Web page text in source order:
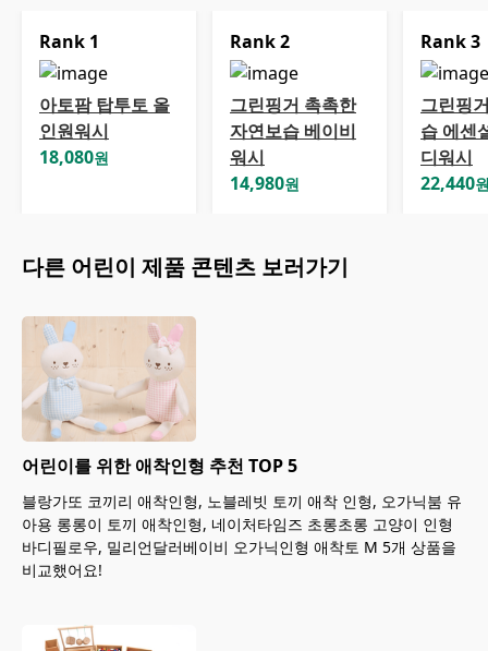
Rank 1
아토팜 탑투토 올
인원워시
18,080원
Rank2
그린핑거 촉촉한
자연보습 베이비
워시
14,980원
Rank3
그린핑
습 에센
디워시
22,440
다른 어린이 제품 콘텐츠 보러가기
어린이를 위한 애착인형 추천 TOP 5
블랑가또 코끼리 애착인형, 노블레빗 토끼 애착 인형, 오가닉붐 유
아용 롱롱이 토끼 애착인형, 네이처타임즈 초롱초롱 고양이 인형
바디필로우, 밀리언달러베이비 오가닉인형 애착토 M 5개 상품을
비교했어요!